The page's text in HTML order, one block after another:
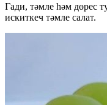
Гади, тәмле һәм дөрес
искиткеч тәмле салат.